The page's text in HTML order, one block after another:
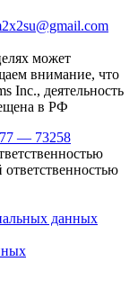
может
внимание, что
Inc., деятельность
в РФ
77 — 73258
данных